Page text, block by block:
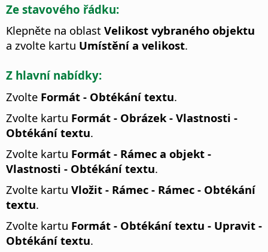
Ze stavového řádku:
Klepněte na oblast Velikost vybraného objektu
a zvolte kartu Umístění a velikost.
Z hlavní nabídky:
Zvolte Formát - Obtékání textu.
Zvolte kartu Formát - Obrázek - Vlastnosti -
Obtékání textu.
Zvolte kartu Formát - Rámec a objekt -
Vlastnosti - Obtékání textu.
Zvolte kartu Vložit - Rámec - Rámec - Obtékání
textu.
Zvolte kartu Formát - Obtékání textu - Upravit -
Obtékání textu.